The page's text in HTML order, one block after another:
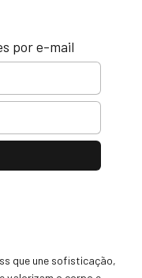
por e-mail
que une sofisticação,